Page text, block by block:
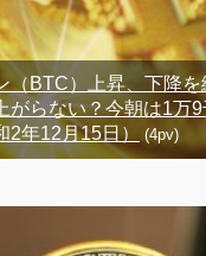
（BTC）上昇、下降
がらない？今朝は1万
2年12月15日）
(4pv)